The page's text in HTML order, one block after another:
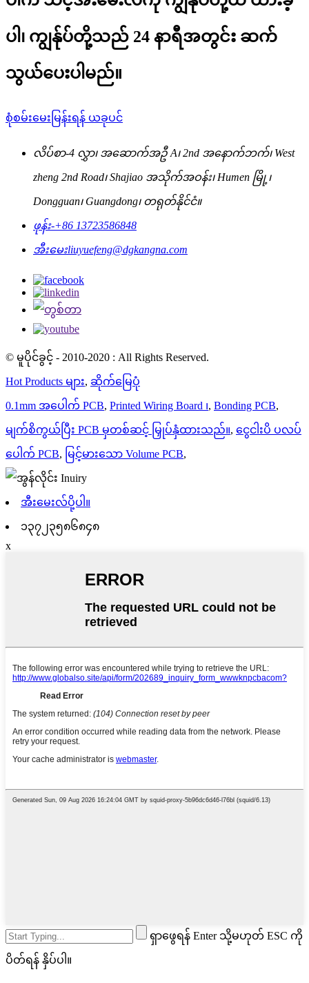
ပါ၊ ကျွန်ုပ်တို့သည် 24 နာရီအတွင်း ဆက်
သွယ်ပေးပါမည်။
စုံစမ်းမေးမြန်းရန် ယခုပင်
လိပ်စာ-4 လွှာ၊ အဆောက်အဦ A၊ 2nd အနောက်ဘက်၊ West
zheng 2nd Road၊ Shajiao အသိုက်အဝန်း၊ Humen မြို့၊
Dongguan၊ Guangdong၊ တရုတ်နိုင်ငံ။
ဖုန်း-+86 13723586848
အီးမေးliuyuefeng@dgkangna.com
© မူပိုင်ခွင့် - 2010-2020 : All Rights Reserved.
Hot Products များ, ဆိုက်မြေပုံ
0.1mm အပေါက် PCB, Printed Wiring Board ၊, Bonding PCB,
မျက်စိကွယ်ပြီး PCB မှတစ်ဆင့် မြှုပ်နှံထားသည်။, ငွေငါးပိ ပလပ်
ပေါက် PCB, မြင့်မားသော Volume PCB,
အီးမေးလ်ပို့ပါ။
၁၃၇၂၃၅၈၆၈၄၈
x
ရှာဖွေရန် Enter သို့မဟုတ် ESC ကို
ပိတ်ရန် နှိပ်ပါ။